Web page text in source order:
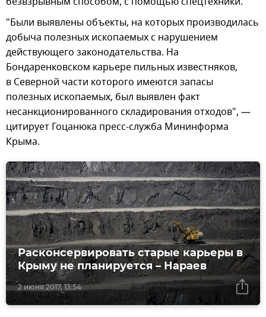
"Были выявлены объекты, на которых производилась
добыча полезных ископаемых с нарушением
действующего законодательства. На
Бондаренковском карьере пильных известняков,
в Северной части которого имеются запасы
полезных ископаемых, был выявлен факт
несанкционированного складирования отходов", —
цитирует Гоцанюка пресс-служба Мининформа
Крыма.
2 июня 2017, 13:54
Расконсервировать старые карьеры в
Крыму не планируется – Нараев